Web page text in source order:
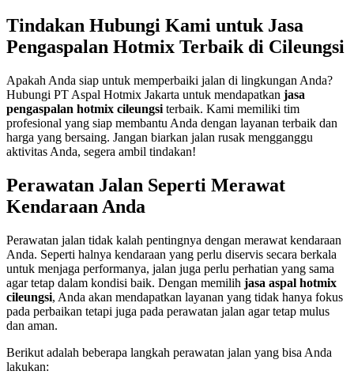
Tindakan Hubungi Kami untuk Jasa
Pengaspalan Hotmix Terbaik di Cileungsi
Apakah Anda siap untuk memperbaiki jalan di lingkungan Anda?
Hubungi PT Aspal Hotmix Jakarta untuk mendapatkan jasa
pengaspalan hotmix cileungsi terbaik. Kami memiliki tim
profesional yang siap membantu Anda dengan layanan terbaik dan
harga yang bersaing. Jangan biarkan jalan rusak mengganggu
aktivitas Anda, segera ambil tindakan!
Perawatan Jalan Seperti Merawat
Kendaraan Anda
Perawatan jalan tidak kalah pentingnya dengan merawat kendaraan
Anda. Seperti halnya kendaraan yang perlu diservis secara berkala
untuk menjaga performanya, jalan juga perlu perhatian yang sama
agar tetap dalam kondisi baik. Dengan memilih jasa aspal hotmix
cileungsi, Anda akan mendapatkan layanan yang tidak hanya fokus
pada perbaikan tetapi juga pada perawatan jalan agar tetap mulus
dan aman.
Berikut adalah beberapa langkah perawatan jalan yang bisa Anda
lakukan: